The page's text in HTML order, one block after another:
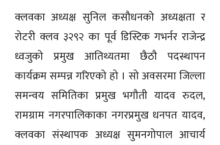
क्लवका अध्यक्ष सुनिल कसौधनको अध्यक्षता र
रोटरी क्लव ३२९२ का पूर्व डिस्टिक गभर्नर राजेन्द्र
ध्वजुको प्रमुख आतिथ्यतमा छैठौ पदस्थापन
कार्यक्रम सम्पन्न गरिएको हो । सो अवसरमा जिल्ला
समन्वय समितिका प्रमुख भगौती यादव रुदल,
रामग्राम नगरपालिकाका नगरप्रमुख धनपत यादव,
क्लवका संस्थापक अध्यक्ष सुमनगोपाल आचार्य